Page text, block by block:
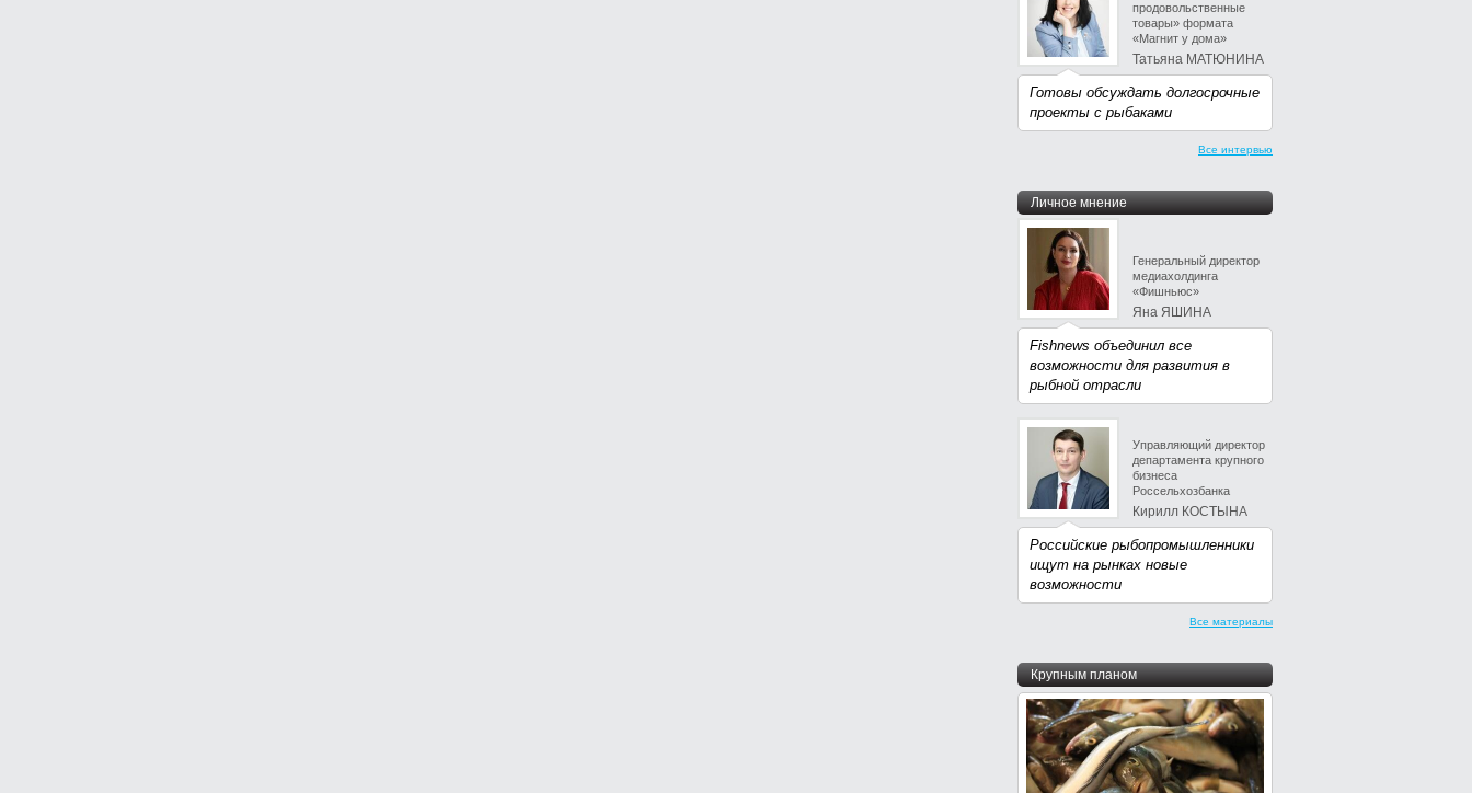
продовольственные
товары» формата
«Магнит у дома»
Татьяна МАТЮНИНА
Готовы обсуждать долгосрочные
проекты с рыбаками
Все интервью
Личное мнение
Генеральный директор
медиахолдинга
«Фишньюс»
Яна ЯШИНА
Fishnews объединил все
возможности для развития в
рыбной отрасли
Управляющий директор
департамента крупного
бизнеса
Россельхозбанка
Кирилл КОСТЫНА
Российские рыбопромышленники
ищут на рынках новые
возможности
Все материалы
Крупным планом